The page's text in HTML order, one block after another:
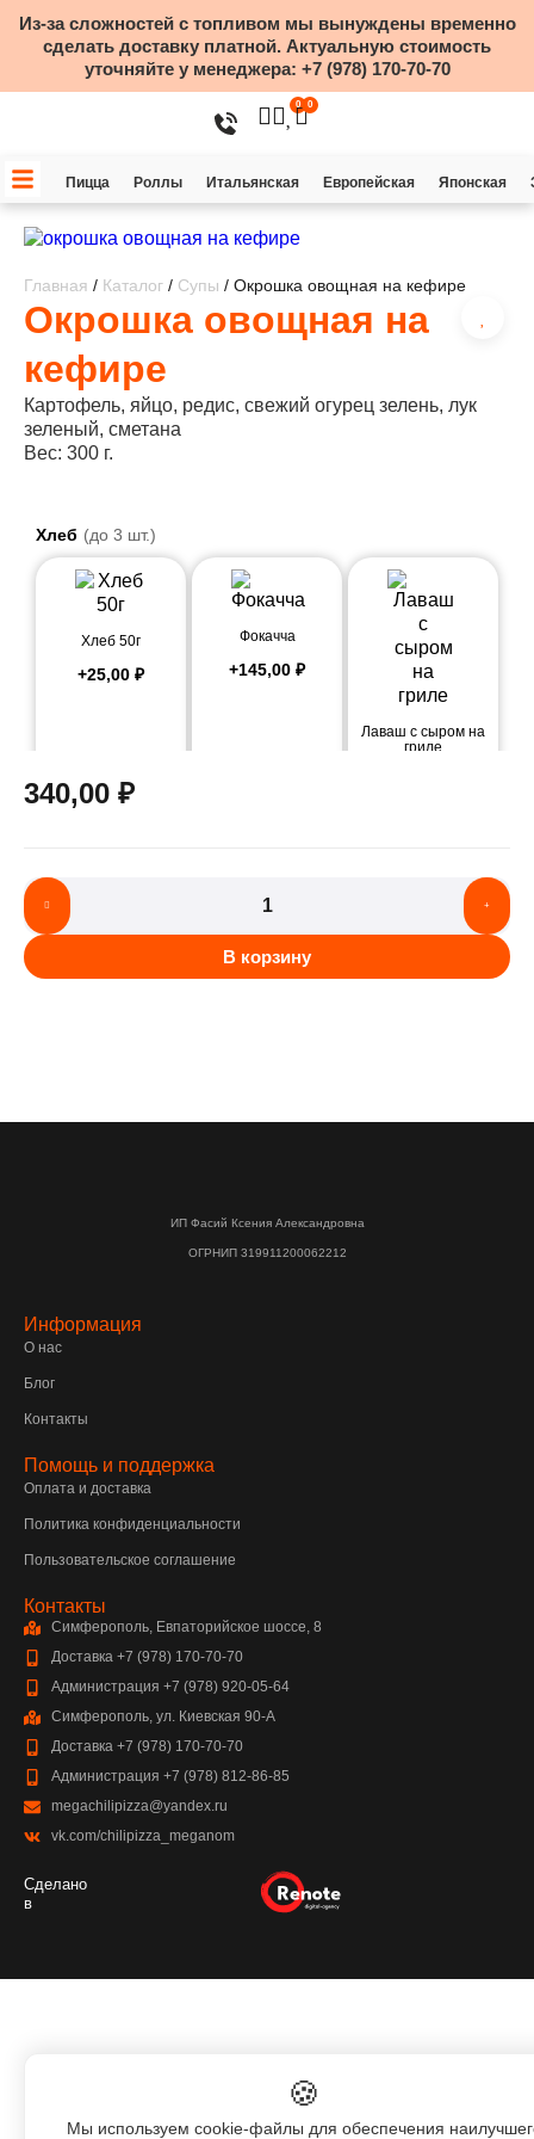
Из-за сложностей с топливом мы вынуждены временно
сделать доставку платной. Актуальную стоимость
уточняйте у менеджера: +7 (978) 170-70-70
0 0
Пицца Роллы Итальянская Европейская Японская
Главная / Каталог / Супы / Окрошка овощная на кефире
Окрошка овощная на
кефире
Картофель, яйцо, редис, свежий огурец зелень, лук
зеленый, сметана
Вес: 300 г.
Хлеб (до 3 шт.)
Хлеб 50г
+25,00 ₽
Фокачча
+145,00 ₽
Лаваш с сыром на
гриле
340,00 ₽
В корзину
ИП Фасий Ксения Александровна
ОГРНИП 319911200062212
Информация
О нас
Блог
Контакты
Помощь и поддержка
Оплата и доставка
Политика конфиденциальности
Пользовательское соглашение
Контакты
Симферополь, Евпаторийское шоссе, 8
Доставка +7 (978) 170-70-70
Администрация +7 (978) 920-05-64
Симферополь, ул. Киевская 90-А
Доставка +7 (978) 170-70-70
Администрация +7 (978) 812-86-85
megachilipizza@yandex.ru
vk.com/chilipizza_meganom
Сделано
в
🍪
Мы используем cookie-файлы для обеспечения